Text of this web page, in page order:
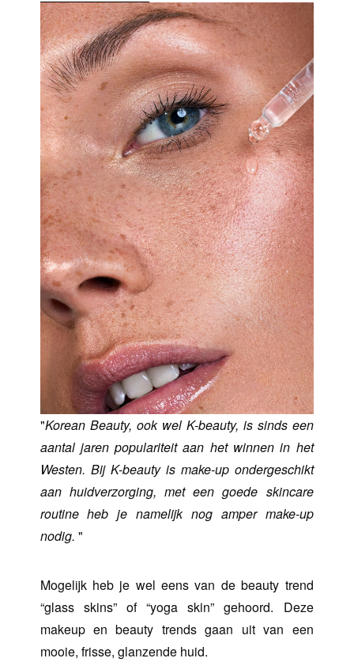
"Korean Beauty, ook wel K-beauty, is sinds een
aantal jaren populariteit aan het winnen in het
Westen. Bij K-beauty is make-up ondergeschikt
aan huidverzorging, met een goede skincare
routine heb je namelijk nog amper make-up
nodig. "
Mogelijk heb je wel eens van de beauty trend
“glass skins” of “yoga skin” gehoord. Deze
makeup en beauty trends gaan uit van een
mooie, frisse, glanzende huid.